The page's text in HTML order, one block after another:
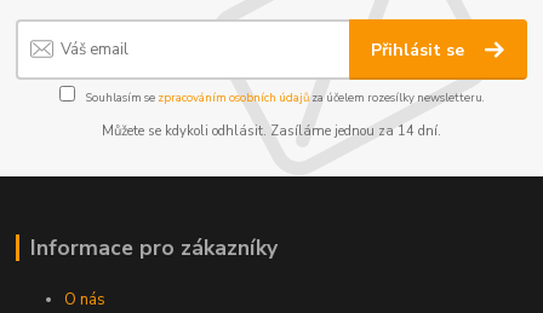
Přihlásit se
Souhlasím se zpracováním osobních údajůza účelem rozesílky newsletteru.
Můžete se kdykoli odhlásit. Zasíláme jednou za 14 dní.
Informace pro zákazníky
O nás